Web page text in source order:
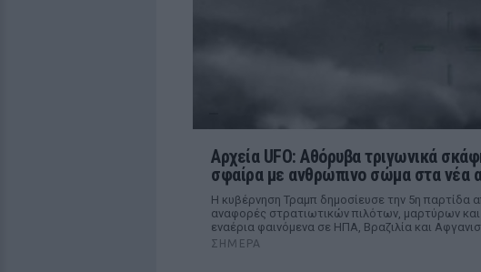
Αρχεία UFO: Αθόρυβα τριγωνικά
σφαίρα με ανθρώπινο σώμα στα νέα
Η κυβέρνηση Τραμπ δημοσίευσε την 5η παρτίδα
αναφορές στρατιωτικών πιλότων, μαρτύρων
εναέρια φαινόμενα σε ΗΠΑ, Βραζιλία και
ΣΉΜΕΡΑ